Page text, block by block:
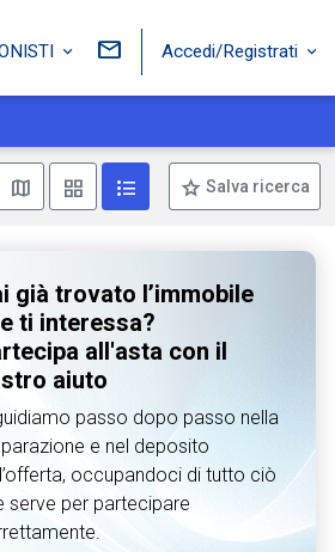
Accedi/Registrati
Mostra mappaMostra come box
Mostra come lista
Salva ricerca
già trovato l’immobile
ti interessa?
all'asta con il
aiuto
passo dopo passo nella
e nel deposito
occupandoci di tutto ciò
serve per partecipare